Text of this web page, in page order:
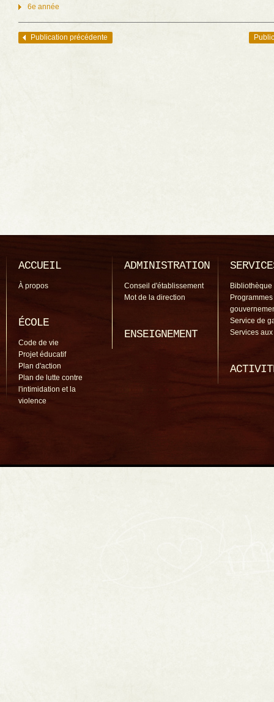
6e année
Navigation des articles
Publication précédente
ACCUEIL
À propos
ÉCOLE
Code de vie
Projet éducatif
Plan d'action
Plan de lutte contre
l'intimidation et la
violence
ADMINISTRATION
Conseil d'établissement
Mot de la direction
ENSEIGNEMENT
Bibliothèque
Programmes
Service de
Services